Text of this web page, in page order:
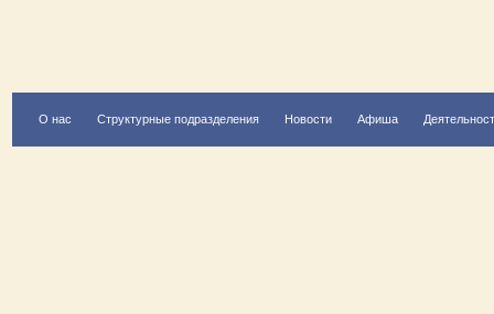
О нас Структурные подразделения Новости Афиша